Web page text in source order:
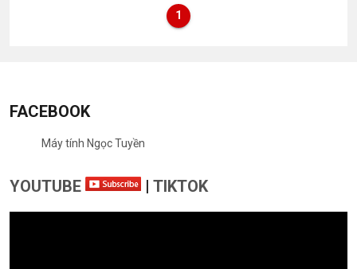
1
FACEBOOK
Máy tính Ngọc Tuyền
YOUTUBE | TIKTOK